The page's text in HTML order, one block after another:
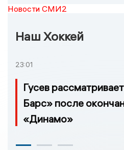
Новости СМИ2
Наш Хоккей
23:01
Гусев
Барс» после
«Динамо»